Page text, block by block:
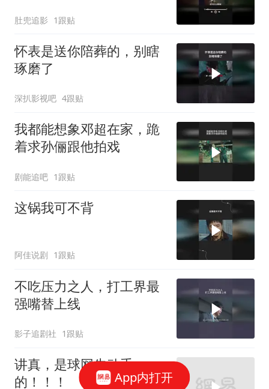
肚兜追影 1跟贴
怀表是送你陪葬的，别瞎
琢磨了
深扒影视吧 4跟贴
我都能想象邓超在家，跪
着求孙俪跟他拍戏
剧能追吧 1跟贴
这锅我可不背
阿佳说剧 1跟贴
不吃压力之人，打工界最
强嘴替上线
影子追剧社 1跟贴
讲真，是球网先动手
的！！！
App内打开